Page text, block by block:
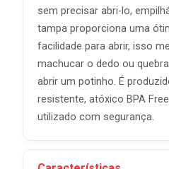
sem precisar abri-lo,
tampa proporciona uma
facilidade para abrir, isso
machucar o dedo ou
abrir um potinho. É
resistente, atóxico BPA
utilizado com segurança.